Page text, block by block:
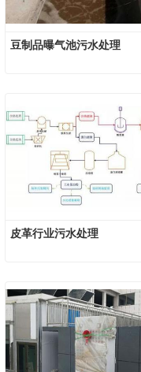
豆制品曝气池污水处理
皮革行业污水处理